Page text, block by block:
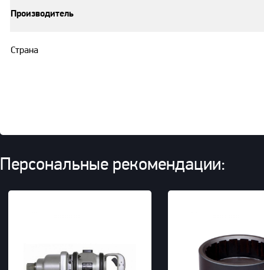
Производитель
Страна
Персональные рекомендации: